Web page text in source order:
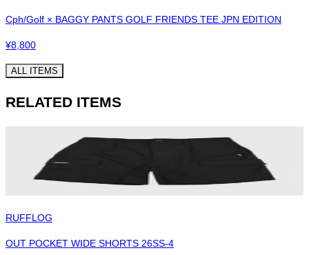
Cph/Golf × BAGGY PANTS GOLF FRIENDS TEE JPN EDITION
¥8,800
ALL ITEMS
RELATED ITEMS
RUFFLOG
OUT POCKET WIDE SHORTS 26SS-4